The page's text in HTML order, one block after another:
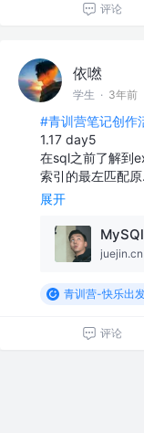
评论
依嘫
学生 · 3年前
#青训营笔记创作
1.17 day5
在sql之前了解到
索引的最左匹配
展开
juejin.cn
青训营-快乐出
评论